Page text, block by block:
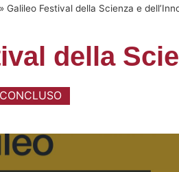
» Galileo Festival della Scienza e
della